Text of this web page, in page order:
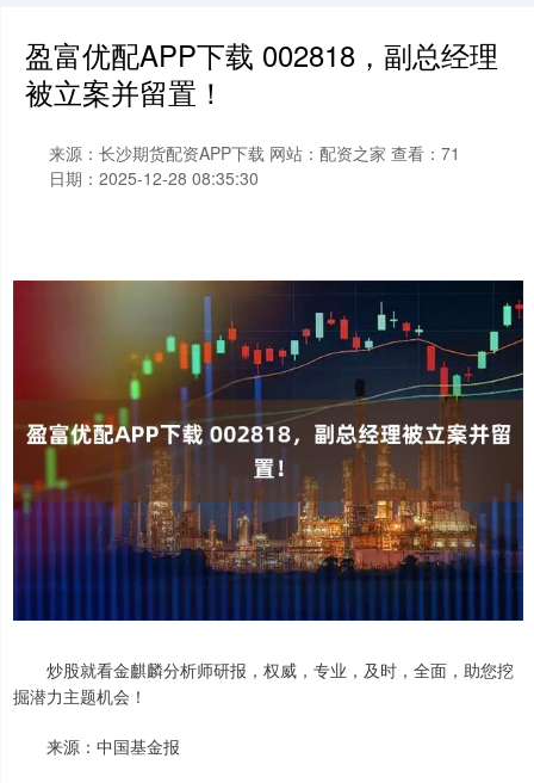
盈富优配APP下载 002818，副总经理
被立案并留置！
来源：长沙期货配资APP下载 网站：配资之家 查看：71
日期：2025-12-28 08:35:30
炒股就看金麒麟分析师研报，权威，专业，及时，全面，助您挖
掘潜力主题机会！
来源：中国基金报